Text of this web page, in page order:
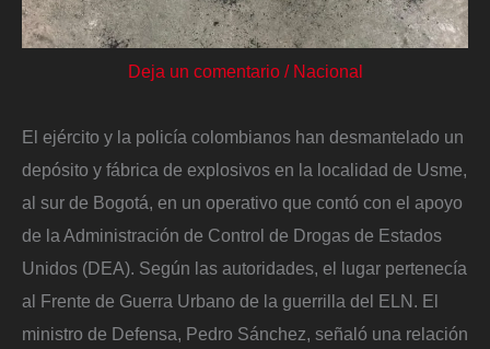
Deja un comentario / Nacional
El ejército y la policía colombianos han desmantelado un
depósito y fábrica de explosivos en la localidad de Usme,
al sur de Bogotá, en un operativo que contó con el apoyo
de la Administración de Control de Drogas de Estados
Unidos (DEA). Según las autoridades, el lugar pertenecía
al Frente de Guerra Urbano de la guerrilla del ELN. El
ministro de Defensa, Pedro Sánchez, señaló una relación